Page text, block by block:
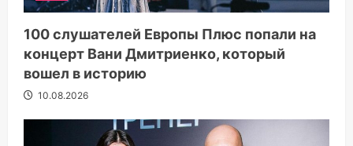
100 слушателей Европы Плюс попали на
концерт Вани Дмитриенко, который
вошел в историю
10.08.2026